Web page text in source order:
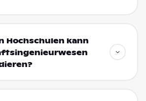
Hochschulen kann